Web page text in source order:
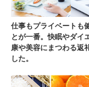
仕事もプライベートも
とが一番。快眠やダイ
康や美容にまつわる返
した。